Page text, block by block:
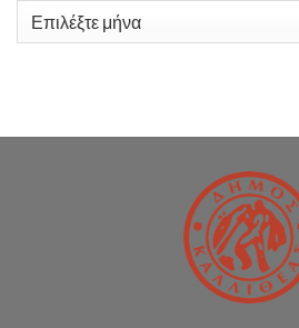
υποστήριξης
σύνταξη
καταστάσεων
κ.α.)
Ιστορικό